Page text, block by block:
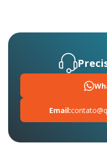
Email: